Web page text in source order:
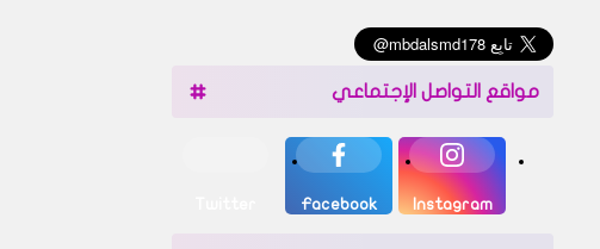
مواقع التواصل الإجتماعي
Instagram
Facebook